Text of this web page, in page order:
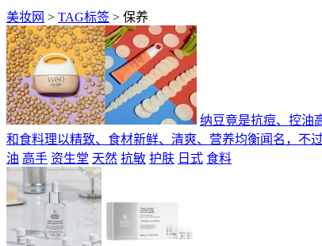
美妆网 > TAG标签 > 保养
纳豆竟是抗痘、控油
和食料理以精致、食材新鲜、清爽、营养均衡闻名，不
油 高手 资生堂 天然 抗敏 护肤 日式 食料